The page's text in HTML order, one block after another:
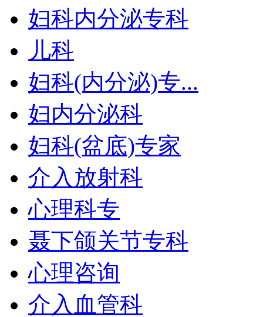
妇科内分泌专科
儿科
妇科(内分泌)专...
妇内分泌科
妇科(盆底)专家
介入放射科
心理科专
聂下颌关节专科
心理咨询
介入血管科